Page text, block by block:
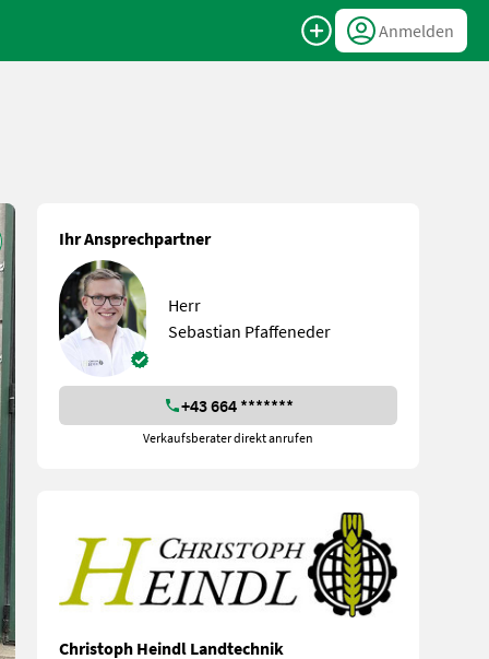
Anmelden
Ihr Ansprechpartner
Herr
Sebastian Pfaffeneder
+43 664 *******
Verkaufsberater direkt anrufen
Christoph Heindl Landtechnik